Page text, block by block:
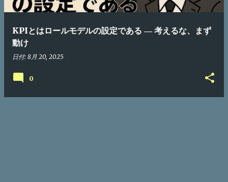
KPIとはロールモデルの設定である ― 考えるな、まず
動け
日付: 8月 20, 2025
0